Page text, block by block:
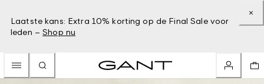
Laatste kans: Extra 10% korting op de Final Sale voor
leden – Shop nu